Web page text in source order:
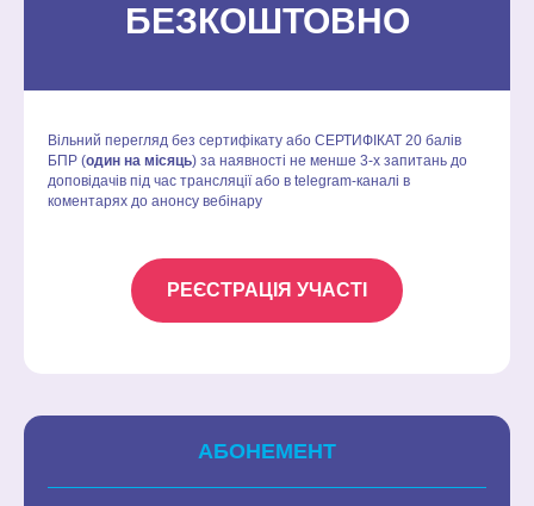
БЕЗКОШТОВНО
Вільний перегляд без сертифікату або СЕРТИФІКАТ 20 балів
БПР (один на місяць) за наявності не менше 3-х запитань до
доповідачів під час трансляції або в telegram-каналі в
коментарях до анонсу вебінару
РЕЄСТРАЦІЯ УЧАСТІ
АБОНЕМЕНТ